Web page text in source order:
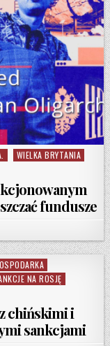
WIELKA BRYTANIA
fundusze
NA ROSJĘ
chińskimi i
sankcjami